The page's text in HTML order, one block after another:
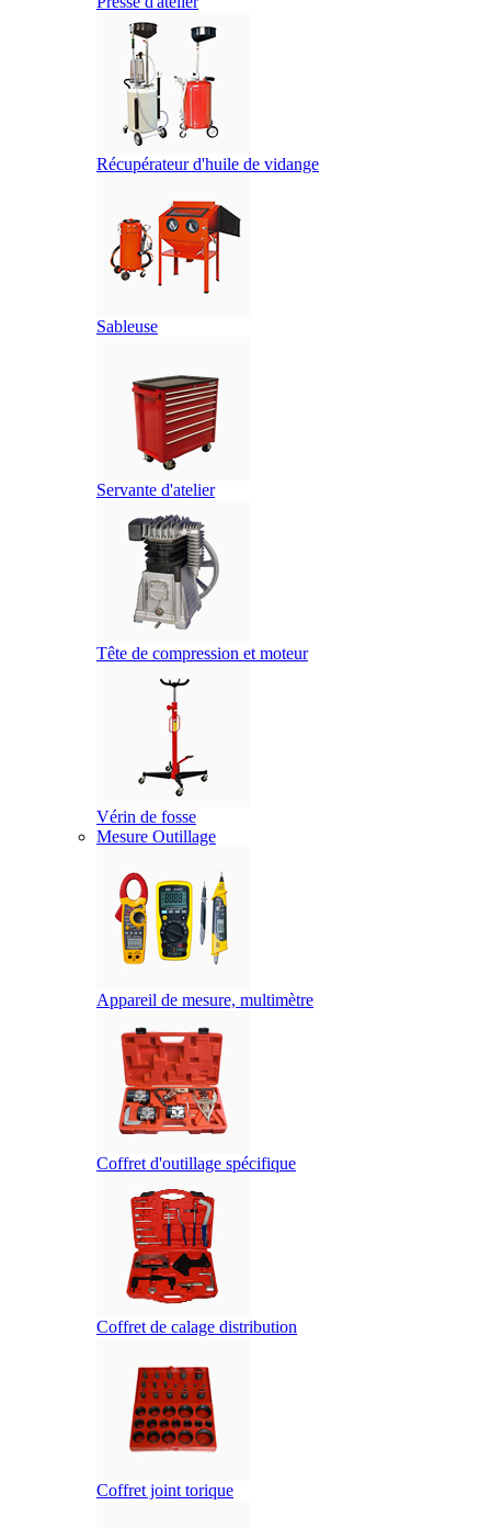
Récupérateur d'huile de vidange
Sableuse
Servante d'atelier
Tête de compression et moteur
Vérin de fosse
Mesure Outillage
Appareil de mesure, multimètre
Coffret d'outillage spécifique
Coffret de calage distribution
Coffret joint torique